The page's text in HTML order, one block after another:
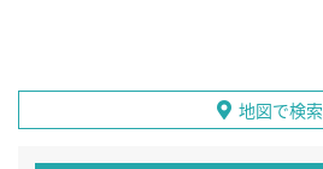
地図で検索